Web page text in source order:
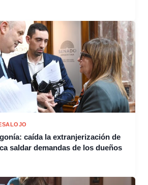
caída la extranjerización de
saldar demandas de los dueños